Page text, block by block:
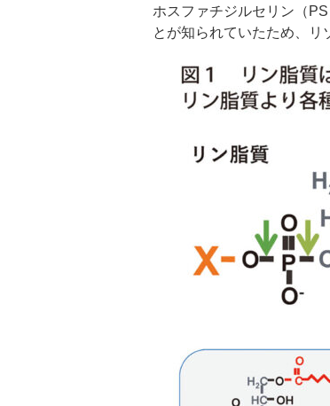
ホスファチジルセリン（
とが知られていたため、リ